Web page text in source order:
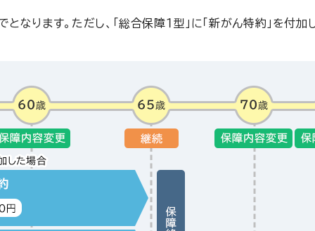
ります。ただし、「総合保障１型」に「新がん特約」を